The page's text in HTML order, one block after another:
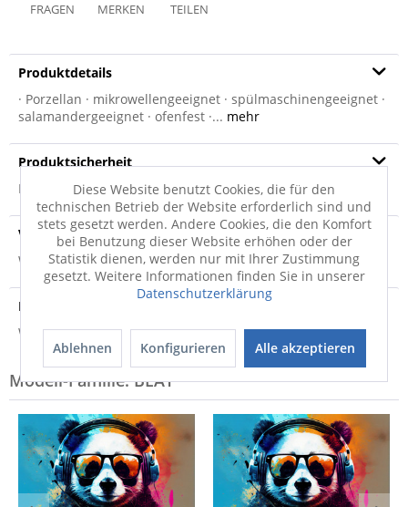
FRAGEN MERKEN TEILEN
Produktdetails
· Porzellan · mikrowellengeeignet · spülmaschinengeeignet ·
salamandergeeignet · ofenfest ·... mehr
Produktsicherheit
Produktsicherheit
Versandinfo
Weitere Informationen zum Versand...
Hersteller
Weitere Informationen zum Hersteller...
Modell-Familie: BEAT
Diese Website benutzt Cookies, die für den
technischen Betrieb der Website erforderlich sind und
stets gesetzt werden. Andere Cookies, die den Komfort
bei Benutzung dieser Website erhöhen oder der
Statistik dienen, werden nur mit Ihrer Zustimmung
gesetzt. Weitere Informationen finden Sie in unserer
Datenschutzerklärung
Ablehnen Konfigurieren Alle akzeptieren